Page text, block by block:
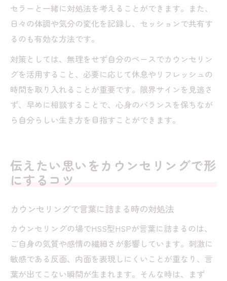
セラーと一緒に対処法を考えることができます。また、
日々の体調や気分の変化を記録し、セッションで共有す
るのも有効な方法です。
対策としては、無理をせず自分のペースでカウンセリン
グを活用すること、必要に応じて休息やリフレッシュの
時間を取り入れることが重要です。限界サインを見逃さ
ず、早めに相談することで、心身のバランスを保ちなが
ら自分らしい生き方を目指すことができます。
伝えたい思いをカウンセリングで形
にするコツ
カウンセリングで言葉に詰まる時の対処法
カウンセリングの場でHSS型HSPが言葉に詰まるのは、
ご自身の気質や感情の繊細さが影響しています。刺激に
敏感である反面、内面を表現しにくいことが重なり、言
葉が出てこない瞬間が生まれます。そんな時は、まず